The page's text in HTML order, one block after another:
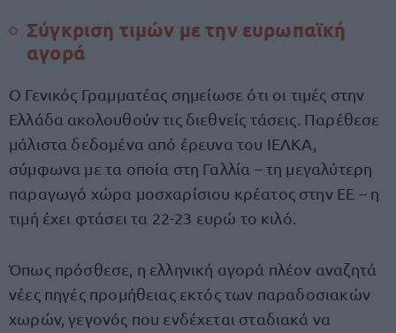
Σύγκριση τιμών με την ευρωπαϊκή
αγορά
Ο Γενικός Γραμματέας σημείωσε ότι οι τιμές στην
Ελλάδα ακολουθούν τις διεθνείς τάσεις. Παρέθεσε
μάλιστα δεδομένα από έρευνα του ΙΕΛΚΑ,
σύμφωνα με τα οποία στη Γαλλία – τη μεγαλύτερη
παραγωγό χώρα μοσχαρίσιου κρέατος στην ΕΕ – η
τιμή έχει φτάσει τα 22-23 ευρώ το κιλό.
Όπως πρόσθεσε, η ελληνική αγορά πλέον αναζητά
νέες πηγές προμήθειας εκτός των παραδοσιακών
χωρών, γεγονός που ενδέχεται σταδιακά να